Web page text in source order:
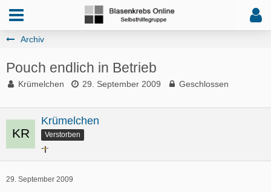
Archiv
Pouch endlich in Betrieb
Krümelchen 29. September 2009 Geschlossen
Krümelchen
Verstorben
29. September 2009